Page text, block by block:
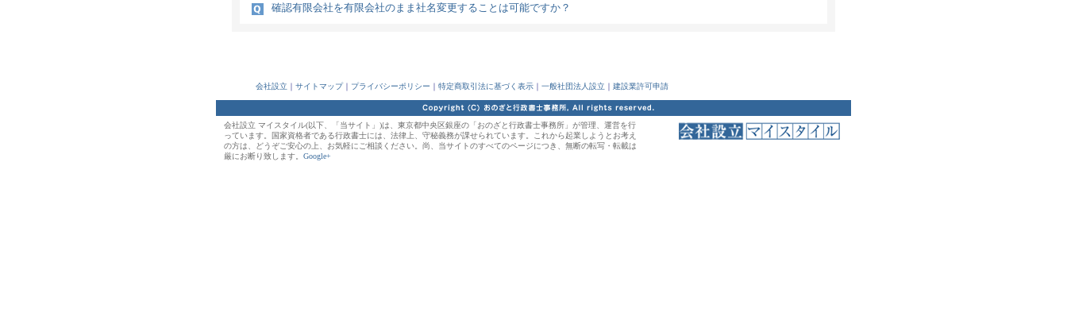
確認有限会社を有限会社のまま社名変更することは可能ですか？
会社設立 ｜ サイトマップ｜ プライバシーポリシー ｜ 特定商取引法に基づく表示 ｜ 一般社団法人設立 ｜ 建設業許可申請
会社設立 マイスタイル(以下、「当サイト」)は、東京都中央区銀座の「おのざと行政書士事務所」が管理、運営を行
っています。国家資格者である行政書士には、法律上、守秘義務が課せられています。これから起業しようとお考え
の方は、どうぞご安心の上、お気軽にご相談ください。尚、当サイトのすべてのページにつき、無断の転写・転載は
厳にお断り致します。 Google+